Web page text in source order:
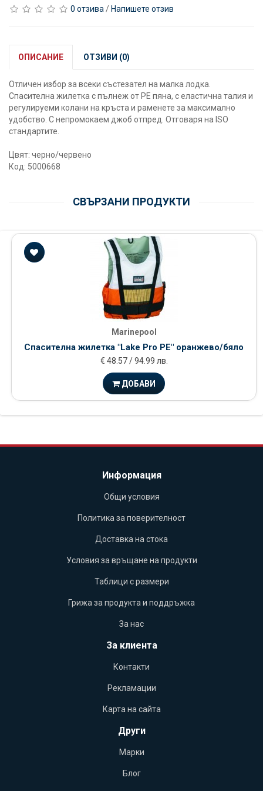
0 отзива / Напишете отзив
ОПИСАНИЕ ОТЗИВИ (0)
Отличен избор за всеки състезател на малка лодка.
Спасителна жилетка с пълнеж от PE пяна, с еластична талия и
регулируеми колани на кръста и раменете за максимално
удобство. С непромокаем джоб отпред. Отговаря на ISO
стандартите.
Цвят: черно/червено
Код: 5000668
СВЪРЗАНИ ПРОДУКТИ
Marinepool
Спасителна жилетка "Lake Pro PE" оранжево/бяло
€ 48.57 / 94.99 лв.
ДОБАВИ
Информация
Общи условия
Политика за поверителност
Доставка на стока
Условия за връщане на продукти
Таблици с размери
Грижа за продукта и поддръжка
За нас
За клиента
Контакти
Рекламации
Карта на сайта
Други
Марки
Блог